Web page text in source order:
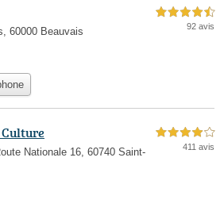
60000 Beauvais
4,5 étoiles sur 5
92 avis
Nationale 16, 60740 Saint-
4,0 étoiles sur 5
411 avis